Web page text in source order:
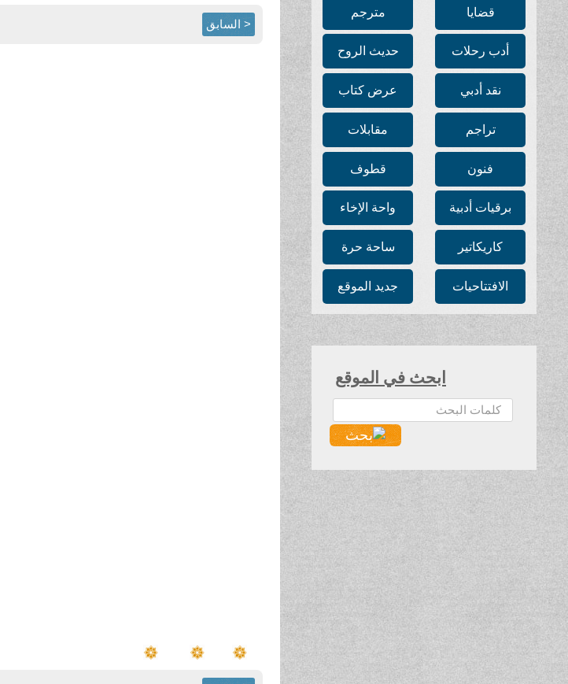
قضايا مترجم
أدب رحلات حديث الروح
نقد أدبي عرض كتاب
تراجم مقابلات
فنون قطوف
برقيات أدبية واحة الإخاء
كاريكاتير ساحة حرة
الافتتاحيات جديد الموقع
ابحث في الموقع
البحث...
< السابق